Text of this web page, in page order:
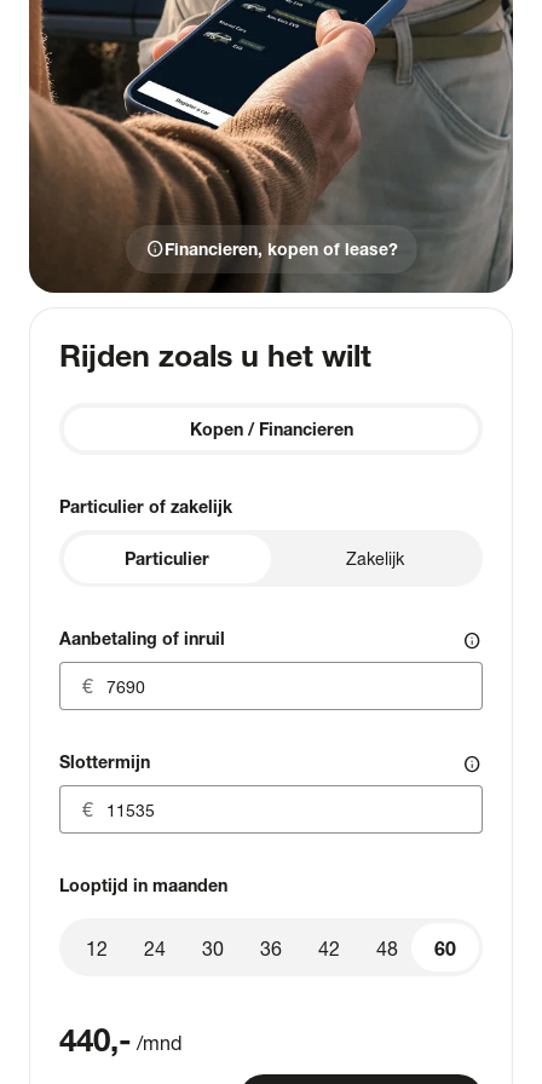
infoFinancieren, kopen of lease?
Rijden zoals u het wilt
Kopen / Financieren
Particulier of zakelijk
Particulier Zakelijk
Aanbetaling of inruil info
Slottermijn info
Looptijd in maanden
60
12 24 30 36 42 48 60
440,- /mnd